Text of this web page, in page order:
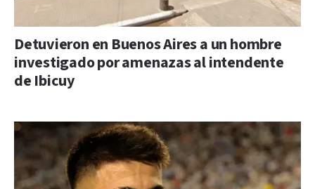
Detuvieron en Buenos Aires a un hombre
investigado por amenazas al intendente
de Ibicuy